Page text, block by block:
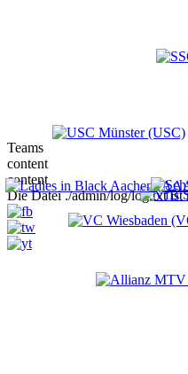
Teams
content
content
Die Datei ./admin/log/log.txt ist